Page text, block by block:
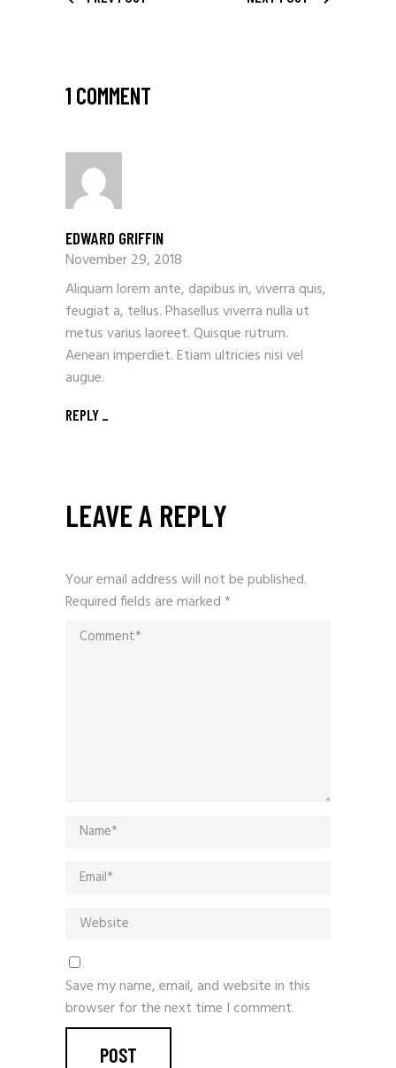
1 COMMENT
EDWARD GRIFFIN
November 29, 2018
Aliquam lorem ante, dapibus in, viverra quis,
feugiat a, tellus. Phasellus viverra nulla ut
metus varius laoreet. Quisque rutrum.
Aenean imperdiet. Etiam ultricies nisi vel
augue.
REPLY
LEAVE A REPLY
Your email address will not be published.
Required fields are marked*
Save my name, email, and website in this
browser for the next time I comment.
POST